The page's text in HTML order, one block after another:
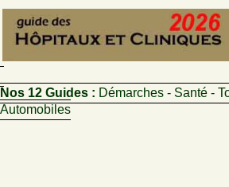
Nos 12 Guides : Démarches - Santé -
Automobiles